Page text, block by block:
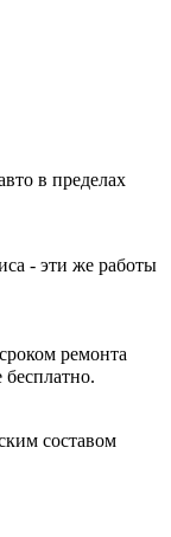
в пределах
- эти же работы
ремонта
составом